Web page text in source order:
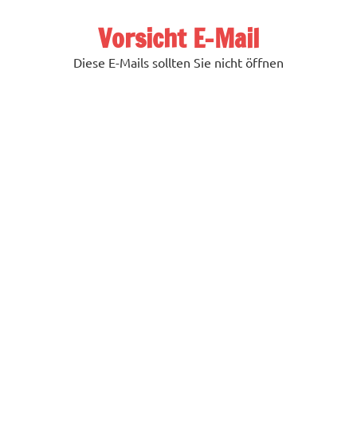
Vorsicht E-Mail
Diese E-Mails sollten Sie nicht öffnen